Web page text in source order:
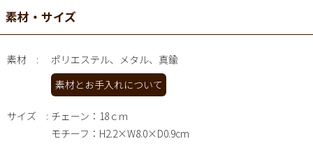
素材・サイズ
素材
ポリエステル、メタル、真鍮
素材とお手入れについて
サイズ
チェーン：18ｃｍ
モチーフ：H2.2×W8.0×D0.9cm